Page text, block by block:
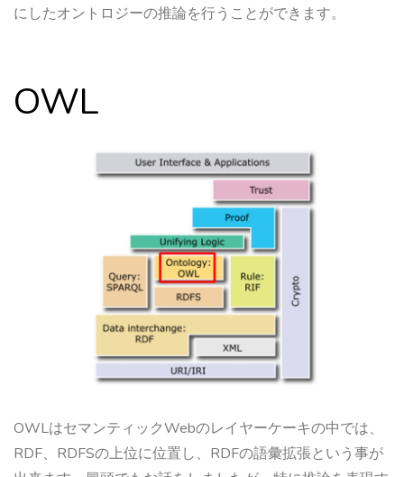
にしたオントロジーの推論を行うことができます。
OWL
OWLはセマンティックWebのレイヤーケーキの中では、
RDF、RDFSの上位に位置し、RDFの語彙拡張という事が